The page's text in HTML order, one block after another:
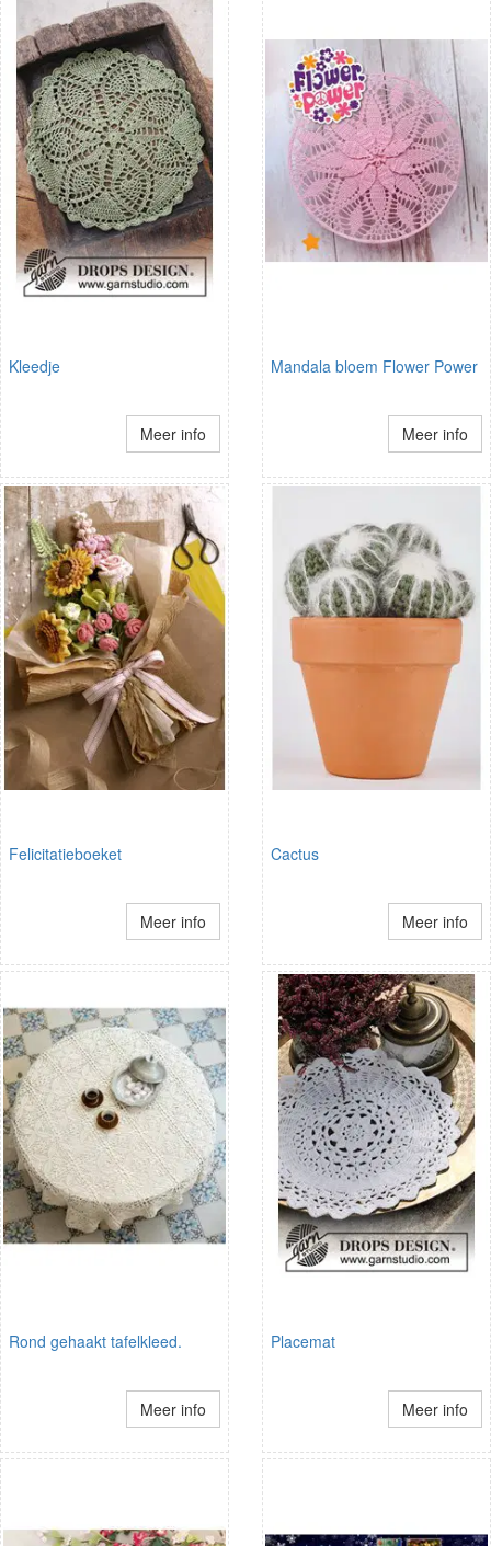
Kleedje
Meer info
Mandala bloem Flower Power
Meer info
Felicitatieboeket
Meer info
Cactus
Meer info
Rond gehaakt tafelkleed.
Meer info
Placemat
Meer info